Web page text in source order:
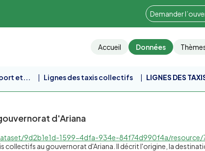
Demander
Accueil Données
et... Lignes des taxis collectifs LIGNES DES
d'Ariana
934e-84f74d990f4a/resource/7fea67b2-5c7c-4e1a-84f3-315b1904b220/download/
collectifs au gouvernorat d'Ariana. Il décrit l'origine, la